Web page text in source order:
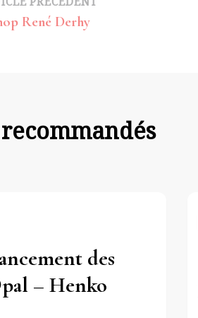
PRÉCÉDENT
René Derhy
des
– Henko